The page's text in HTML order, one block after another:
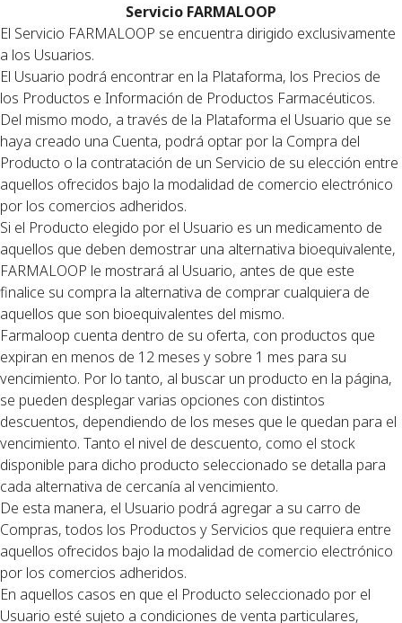
Servicio FARMALOOP
El Servicio FARMALOOP se encuentra dirigido exclusivamente
a los Usuarios.
El Usuario podrá encontrar en la Plataforma, los Precios de
los Productos e Información de Productos Farmacéuticos.
Del mismo modo, a través de la Plataforma el Usuario que se
haya creado una Cuenta, podrá optar por la Compra del
Producto o la contratación de un Servicio de su elección entre
aquellos ofrecidos bajo la modalidad de comercio electrónico
por los comercios adheridos.
Si el Producto elegido por el Usuario es un medicamento de
aquellos que deben demostrar una alternativa bioequivalente,
FARMALOOP le mostrará al Usuario, antes de que este
finalice su compra la alternativa de comprar cualquiera de
aquellos que son bioequivalentes del mismo.
Farmaloop cuenta dentro de su oferta, con productos que
expiran en menos de 12 meses y sobre 1 mes para su
vencimiento. Por lo tanto, al buscar un producto en la página,
se pueden desplegar varias opciones con distintos
descuentos, dependiendo de los meses que le quedan para el
vencimiento. Tanto el nivel de descuento, como el stock
disponible para dicho producto seleccionado se detalla para
cada alternativa de cercanía al vencimiento.
De esta manera, el Usuario podrá agregar a su carro de
Compras, todos los Productos y Servicios que requiera entre
aquellos ofrecidos bajo la modalidad de comercio electrónico
por los comercios adheridos.
En aquellos casos en que el Producto seleccionado por el
Usuario esté sujeto a condiciones de venta particulares,